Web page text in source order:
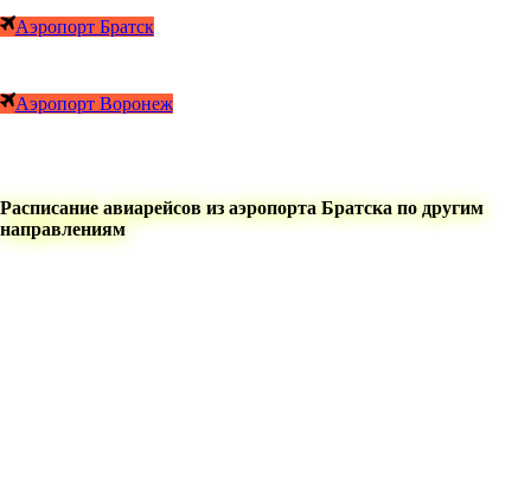
Аэропорт Братск
Аэропорт Воронеж
Расписание авиарейсов из аэропорта Братска по другим
направлениям